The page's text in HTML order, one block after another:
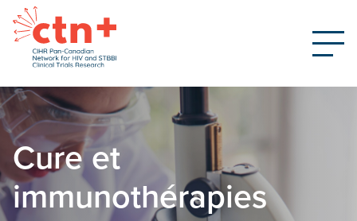
Cure et
immunothérapies